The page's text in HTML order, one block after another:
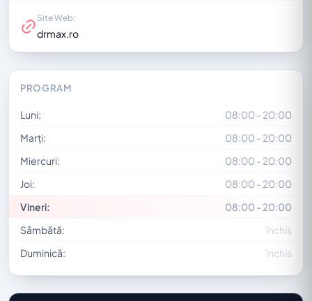
Site Web:
drmax.ro
PROGRAM
Luni:
08:00 - 20:00
Marți:
08:00 - 20:00
Miercuri:
08:00 - 20:00
Joi:
08:00 - 20:00
Vineri:
08:00 - 20:00
Sâmbătă:
închis
Duminică:
închis